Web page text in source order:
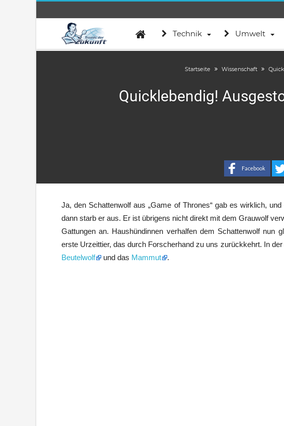
Technik Umwelt
Startseite Wissenschaft
Quicklebendig!
Facebook
Ja, den Schattenwolf aus „Game of Thrones“ gab es wirklich,
dann starb er aus. Er ist übrigens nicht direkt mit dem Grauwolf
Gattungen an. Haushündinnen verhalfen dem Schattenwolf nun
erste Urzeittier, das durch Forscherhand zu uns zurückkehrt. In
Beutelwolf
und das Mammut .